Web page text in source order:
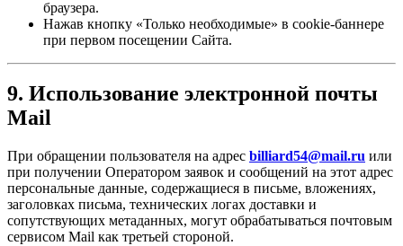
браузера.
Нажав кнопку «Только необходимые» в cookie-баннере
при первом посещении Сайта.
9. Использование электронной почты
Mail
При обращении пользователя на адрес billiard54@mail.ru или
при получении Оператором заявок и сообщений на этот адрес
персональные данные, содержащиеся в письме, вложениях,
заголовках письма, технических логах доставки и
сопутствующих метаданных, могут обрабатываться почтовым
сервисом Mail как третьей стороной.